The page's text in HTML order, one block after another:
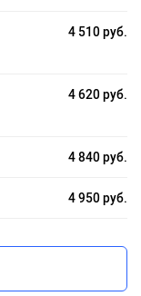
4 510 руб.
4 620 руб.
4 840 руб.
4 950 руб.